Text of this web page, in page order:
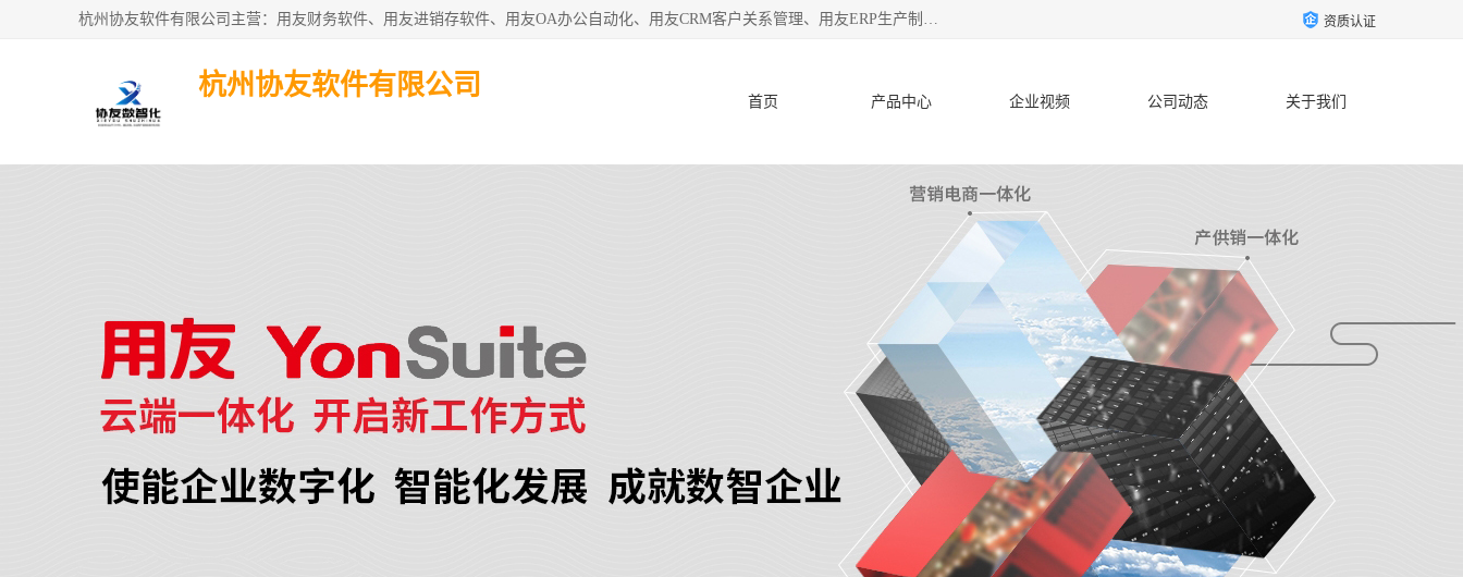
杭州协友软件有限公司主营：用友财务软件、用友进销存软件、用友OA办公自动化、用友CRM客户关系管理、用友ERP生产制造管理等;是一家用友管理软件咨询服务商。自创立至今，一直致力于为客户提供顾问式ERP管理解决方案务，为企业提供了财务管理、供应链和物流管理、生产制造管理、管理、知识与协同管理、客户关系管理等信息化建设领域的应用。 资质认证
杭州协友软件有限公司
首页 产品中心 企业视频 公司动态 关于我们